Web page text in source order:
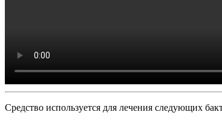
Средство используется для лечения следующих